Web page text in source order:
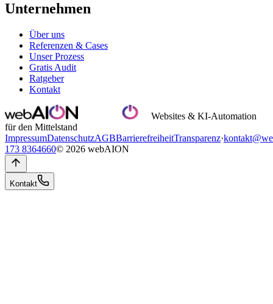
Unternehmen
Über uns
Referenzen & Cases
Unser Prozess
Gratis Audit
Ratgeber
Kontakt
Websites & KI-Automation
für den Mittelstand
ImpressumDatenschutzAGBBarrierefreiheitTransparenz·
173 8364660© 2026 webAION
Kontakt